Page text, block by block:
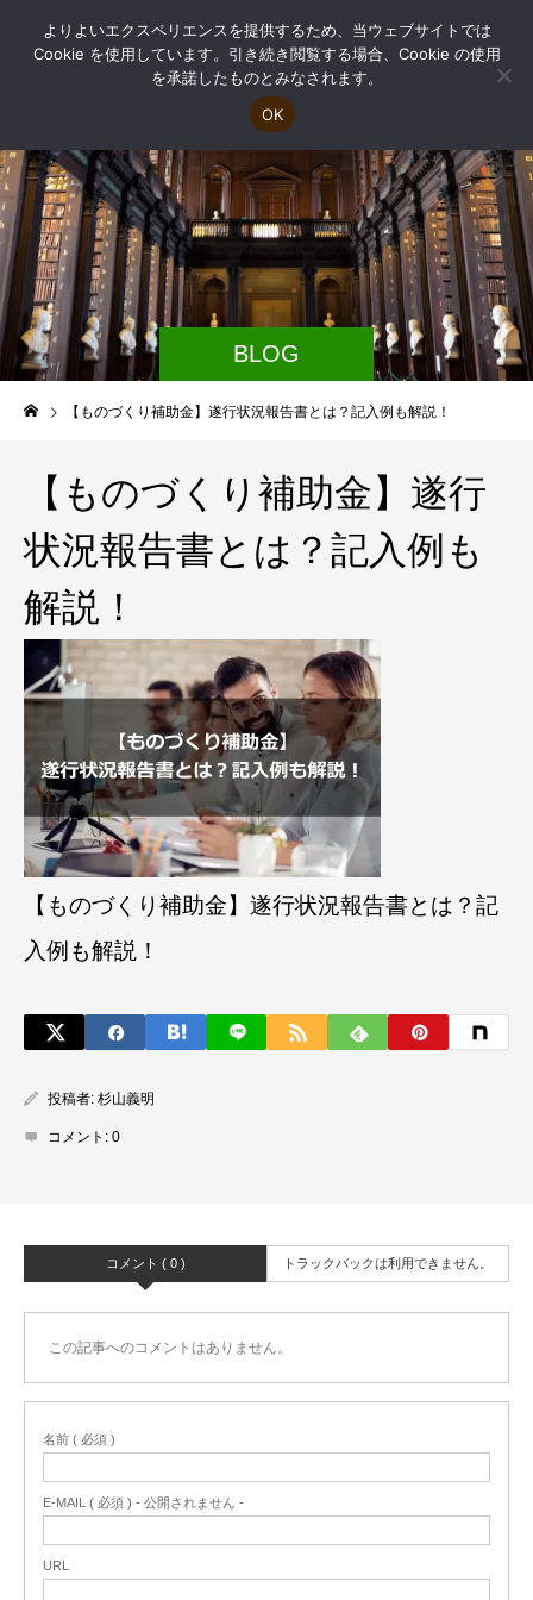
BLOG
【ものづくり補助金】遂行状況報告書とは？記入例も解説！
【ものづくり補助金】遂行
状況報告書とは？記入例も
解説！
【ものづくり補助金】遂行状況報告書とは？記
入例も解説！
投稿者: 杉山義明
コメント: 0
コメント ( 0 ) トラックバックは利用できません。
この記事へのコメントはありません。
名前 ( 必須 )
E-MAIL ( 必須 ) - 公開されません -
URL
よりよいエクスペリエンスを提供するため、当ウェブサイトでは
Cookie を使用しています。引き続き閲覧する場合、Cookie の使用
を承諾したものとみなされます。
OK